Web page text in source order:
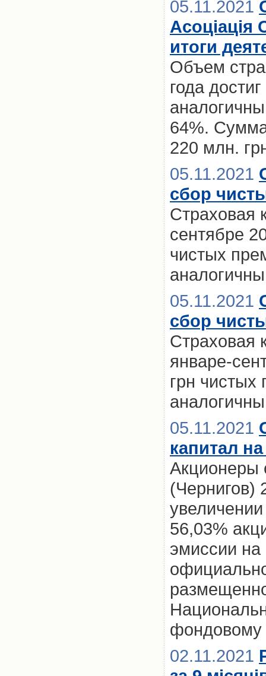
05.11.2021
Асоціація
итоги
Объем
года
64%.
220 млн.
05.11.2021
сбор
Страховая
сентябре
чистых
05.11.2021
сбор
Страховая
январе-
грн
05.11.2021
капитал
Акционеры
(Чернигов)
56,03%
эмиссии
02.11.2021